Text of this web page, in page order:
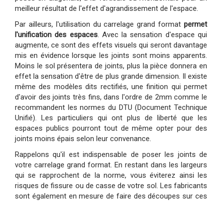
meilleur résultat de l'effet d'agrandissement de l'espace.
Par ailleurs, l'utilisation du carrelage grand format permet
l'unification des espaces. Avec la sensation d'espace qui
augmente, ce sont des effets visuels qui seront davantage
mis en évidence lorsque les joints sont moins apparents.
Moins le sol présentera de joints, plus la pièce donnera en
effet la sensation d'être de plus grande dimension. Il existe
même des modèles dits rectifiés, une finition qui permet
d'avoir des joints très fins, dans l'ordre de 2mm comme le
recommandent les normes du DTU (Document Technique
Unifié). Les particuliers qui ont plus de liberté que les
espaces publics pourront tout de même opter pour des
joints moins épais selon leur convenance.
Rappelons qu'il est indispensable de poser les joints de
votre carrelage grand format. En restant dans les largeurs
qui se rapprochent de la norme, vous éviterez ainsi les
risques de fissure ou de casse de votre sol. Les fabricants
sont également en mesure de faire des découpes sur ces